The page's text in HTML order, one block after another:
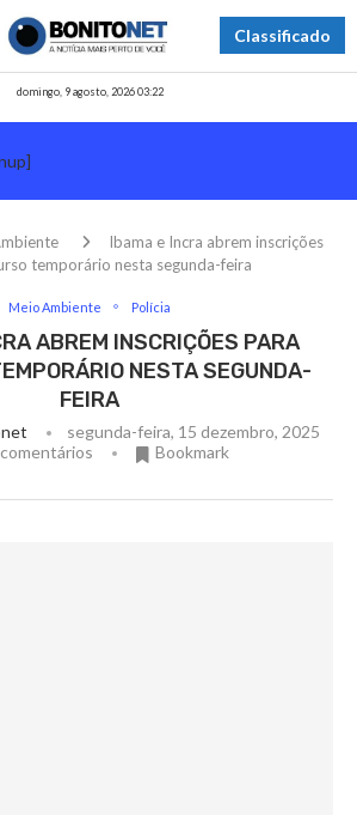
Classificado
domingo, 9 agosto, 2026 03:22
Ibama e Incra abrem inscrições
temporário nesta segunda-feira
Meio Ambiente Polícia
ABREM INSCRIÇÕES PARA
NESTA SEGUNDA-
FEIRA
segunda-feira, 15 dezembro, 2025
Bookmark